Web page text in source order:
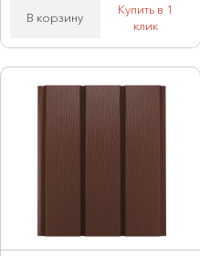
В корзину
Купить в 1
клик